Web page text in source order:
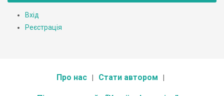
Вхід
Реєстрація
Про нас Стати автором